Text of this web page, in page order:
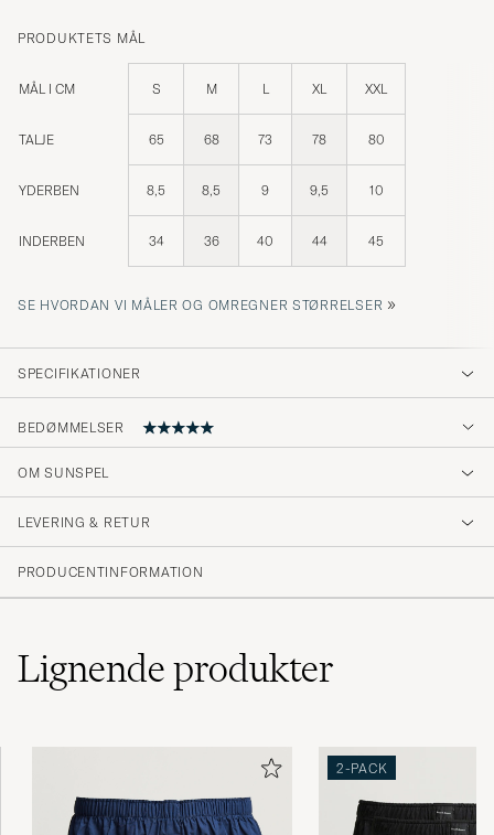
PRODUKTETS MÅL
MÅL I CM S M L XL XXL
TALJE 65 68 73 78 80
YDERBEN 8,5 8,5 9 9,5 10
INDERBEN 34 36 40 44 45
SE HVORDAN VI MÅLER OG OMREGNER STØRRELSER »
SPECIFIKATIONER
BEDØMMELSER
5
(6)
(0)
OM SUNSPEL
LEVERING & RETUR
PRODUCENTINFORMATION
Lignendeprodukter
2-PACK